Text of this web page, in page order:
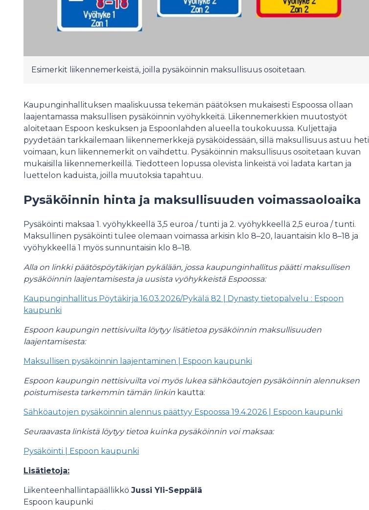
Esimerkit liikennemerkeistä, joilla pysäköinnin maksullisuus osoitetaan.
Kaupunginhallituksen maaliskuussa tekemän päätöksen mukaisesti Espoossa ollaan
laajentamassa maksullisen pysäköinnin vyöhykkeitä. Liikennemerkkien muutostyöt
aloitetaan Espoon keskuksen ja Espoonlahden alueella toukokuussa. Kuljettajia
pyydetään tarkkailemaan liikennemerkkejä pysäköidessään, sillä maksullisuus astuu heti
voimaan, kun liikennemerkit on vaihdettu. Pysäköinnin maksullisuus osoitetaan kuvan
mukaisilla liikennemerkeillä. Tiedotteen lopussa olevista linkeistä voi ladata kartan ja
luettelon kaduista, joilla muutoksia tapahtuu.
Pysäköinnin hinta ja maksullisuuden voimassaoloaika
Pysäköinti maksaa 1. vyöhykkeellä 3,5 euroa / tunti ja 2. vyöhykkeellä 2,5 euroa / tunti.
Maksullinen pysäköinti tulee olemaan voimassa arkisin klo 8–20, lauantaisin klo 8–18 ja
vyöhykkeellä 1 myös sunnuntaisin klo 8–18.
Alla on linkki päätöspöytäkirjan pykälään, jossa kaupunginhallitus päätti maksullisen
pysäköinnin laajentamisesta ja uusista vyöhykkeistä Espoossa:
Kaupunginhallitus Pöytäkirja 16.03.2026/Pykälä 82 | Dynasty tietopalvelu : Espoon
kaupunki
Espoon kaupungin nettisivuilta löytyy lisätietoa pysäköinnin maksullisuuden
laajentamisesta:
Maksullisen pysäköinnin laajentaminen | Espoon kaupunki
Espoon kaupungin nettisivuilta voi myös lukea sähköautojen pysäköinnin alennuksen
poistumisesta tarkemmin tämän linkin kautta:
Sähköautojen pysäköinnin alennus päättyy Espoossa 19.4.2026 | Espoon kaupunki
Seuraavasta linkistä löytyy tietoa kuinka pysäköinnin voi maksaa:
Pysäköinti | Espoon kaupunki
Lisätietoja:
Liikenteenhallintapäällikkö Jussi Yli-Seppälä
Espoon kaupunki